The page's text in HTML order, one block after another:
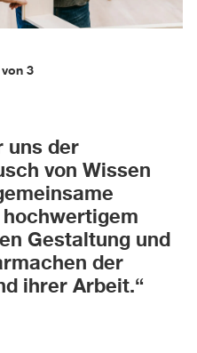
3
uns der
von Wissen
Gestaltung und
der
ihrer Arbeit.“